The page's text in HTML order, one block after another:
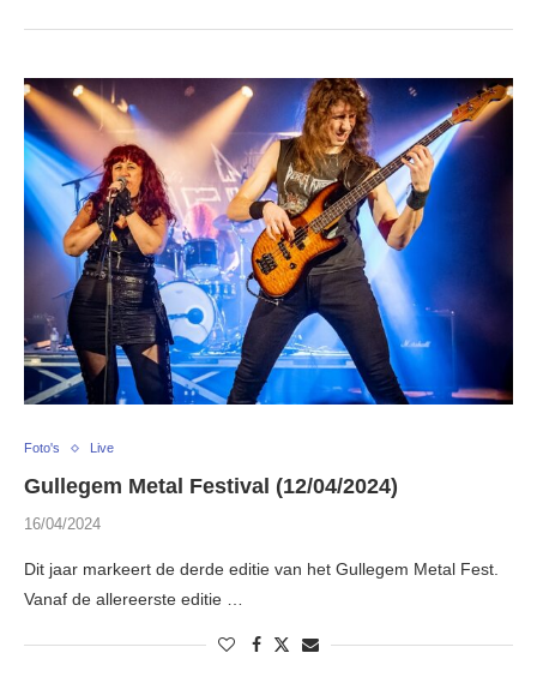
Foto's Live
Gullegem Metal Festival (12/04/2024)
16/04/2024
Dit jaar markeert de derde editie van het Gullegem Metal Fest.
Vanaf de allereerste editie …